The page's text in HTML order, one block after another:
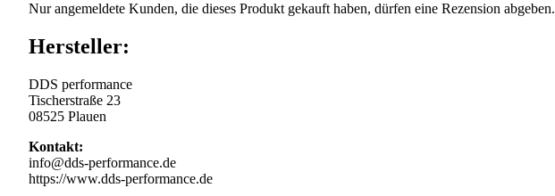
Nur angemeldete Kunden, die dieses Produkt gekauft haben, dürfen eine Rezension abgeben.
Hersteller:
DDS performance
Tischerstraße 23
08525 Plauen
Kontakt:
info@dds-performance.de
https://www.dds-performance.de